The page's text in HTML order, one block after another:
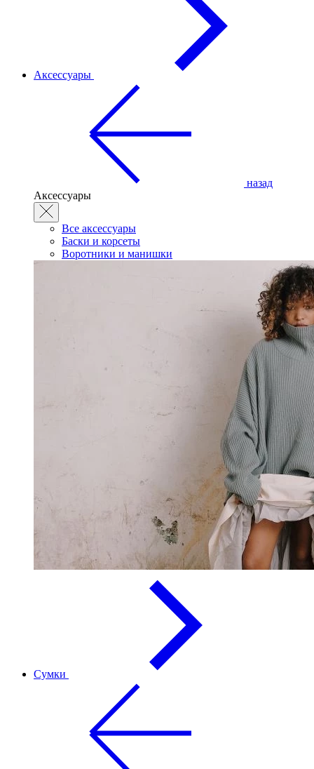
Аксессуары
назад
Аксессуары
Все аксессуары
Баски и корсеты
Воротники и манишки
Сумки